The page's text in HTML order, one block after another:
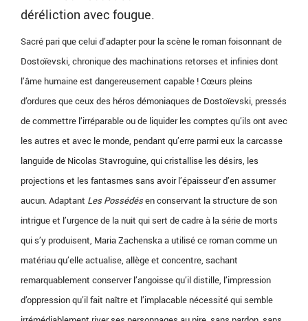
déréliction avec fougue.
Sacré pari que celui d’adapter pour la scène le roman foisonnant de
Dostoïevski, chronique des machinations retorses et infinies dont
l’âme humaine est dangereusement capable ! Cœurs pleins
d’ordures que ceux des héros démoniaques de Dostoïevski, pressés
de commettre l’irréparable ou de liquider les comptes qu’ils ont avec
les autres et avec le monde, pendant qu’erre parmi eux la carcasse
languide de Nicolas Stavroguine, qui cristallise les désirs, les
projections et les fantasmes sans avoir l’épaisseur d’en assumer
aucun. Adaptant Les Possédésen conservant la structure de son
intrigue et l’urgence de la nuit qui sert de cadre à la série de morts
qui s’y produisent, Maria Zachenska a utilisé ce roman comme un
matériau qu’elle actualise, allège et concentre, sachant
remarquablement conserver l’angoisse qu’il distille, l’impression
d’oppression qu’il fait naître et l’implacable nécessité qui semble